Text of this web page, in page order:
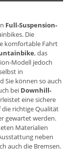
Full-Suspension-
Die
komfortable Fahrt
, das
Modell jedoch
in
Sie können so auch
bei Downhill-
eine sichere
die richtige Qualität
gewartet werden.
Materialien
neben
auch die Bremsen.